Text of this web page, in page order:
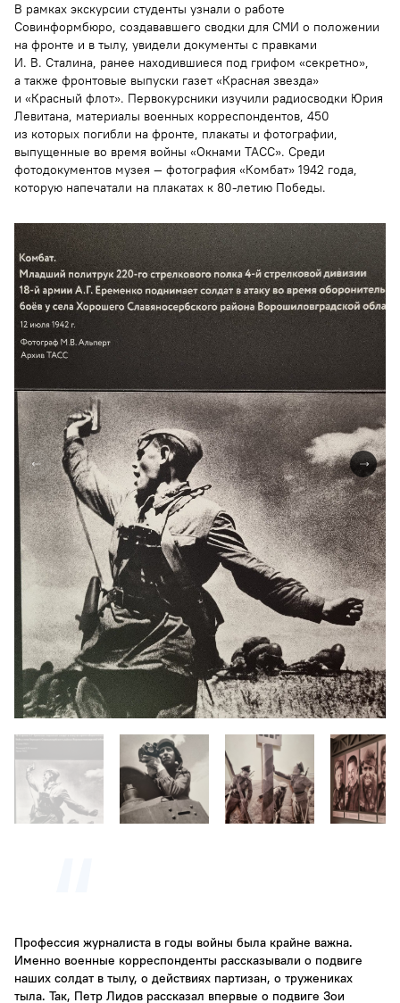
В рамках экскурсии студенты узнали о работе
Совинформбюро, создававшего сводки для СМИ о положении
на фронте и в тылу, увидели документы с правками
И. В. Сталина, ранее находившиеся под грифом «секретно»,
а также фронтовые выпуски газет «Красная звезда»
и «Красный флот». Первокурсники изучили радиосводки Юрия
Левитана, материалы военных корреспондентов, 450
из которых погибли на фронте, плакаты и фотографии,
выпущенные во время войны «Окнами ТАСС». Среди
фотодокументов музея — фотография «Комбат» 1942 года,
которую напечатали на плакатах к 80-летию Победы.
Профессия журналиста в годы войны была крайне важна.
Именно военные корреспонденты рассказывали о подвиге
наших солдат в тылу, о действиях партизан, о тружениках
тыла. Так, Петр Лидов рассказал впервые о подвиге Зои